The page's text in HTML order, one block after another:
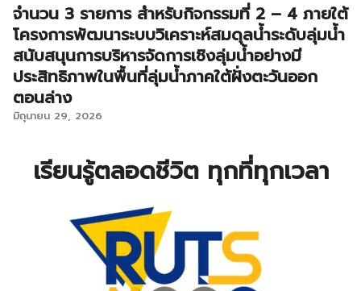
จำนวน 3 รายการ สำหรับกิจกรรมที่ 2 – 4 ภายใต้
โครงการพัฒนาระบบวิเคราะห์สมดุลน้ำระดับลุ่มน้ำ
สนับสนุนการบริหารจัดการเชิงลุ่มน้ำอย่างมี
ประสิทธิภาพในพื้นที่ลุ่มน้ำภาคใต้ฝั่งตะวันออก
ตอนล่าง
มิถุนายน 29, 2026
เรียนรู้ตลอดชีวิต ทุกที่ทุกเวลา